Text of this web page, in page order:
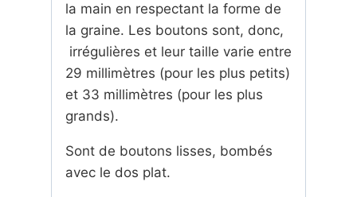
la main en respectant la forme de
la graine. Les boutons sont, donc,
irrégulières et leur taille varie entre
29 millimètres (pour les plus petits)
et 33 millimètres (pour les plus
grands).
Sont de boutons lisses, bombés
avec le dos plat.